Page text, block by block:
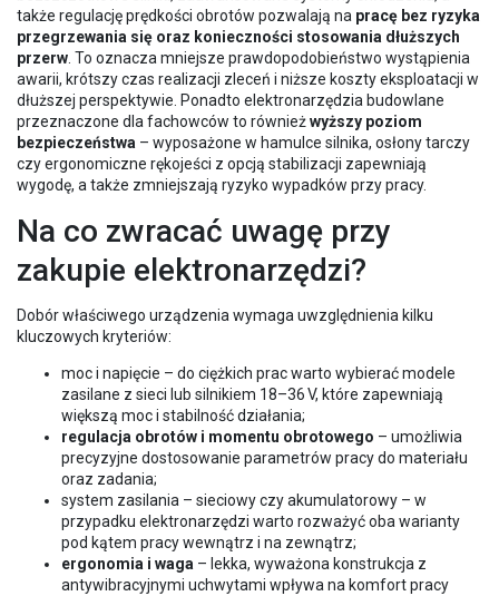
także regulację prędkości obrotów pozwalają na pracę bez ryzyka
przegrzewania się oraz konieczności stosowania dłuższych
przerw . To oznacza mniejsze prawdopodobieństwo wystąpienia
awarii, krótszy czas realizacji zleceń i niższe koszty eksploatacji w
dłuższej perspektywie. Ponadto elektronarzędzia budowlane
przeznaczone dla fachowców to równieżwyższy poziom
bezpieczeństwa – wyposażone w hamulce silnika, osłony tarczy
czy ergonomiczne rękojeści z opcją stabilizacji zapewniają
wygodę, a także zmniejszają ryzyko wypadków przy pracy.
Na co zwracać uwagę przy
zakupie elektronarzędzi?
Dobór właściwego urządzenia wymaga uwzględnienia kilku
kluczowych kryteriów:
moc i napięcie – do ciężkich prac warto wybierać modele
zasilane z sieci lub silnikiem 18–36 V, które zapewniają
większą moc i stabilność działania;
regulacja obrotów i momentu obrotowego – umożliwia
precyzyjne dostosowanie parametrów pracy do materiału
oraz zadania;
system zasilania – sieciowy czy akumulatorowy – w
przypadku elektronarzędzi warto rozważyć oba warianty
pod kątem pracy wewnątrz i na zewnątrz;
ergonomia i waga – lekka, wyważona konstrukcja z
antywibracyjnymi uchwytami wpływa na komfort pracy